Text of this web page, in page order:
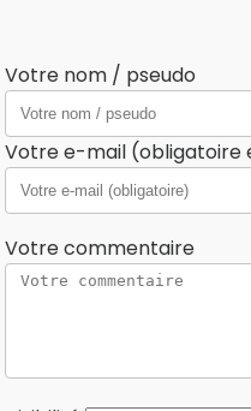
Votre nom / pseudo
Votre e-mail (obligatoire
Votre commentaire